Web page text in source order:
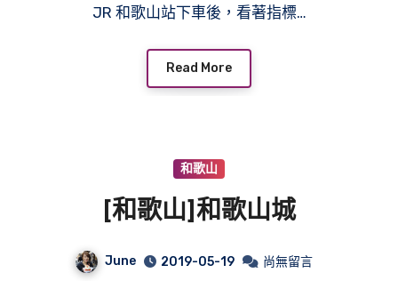
JR 和歌山站下車後，看著指標…
Read More
和歌山
[和歌山]和歌山城
June 2019-05-19 尚無留言